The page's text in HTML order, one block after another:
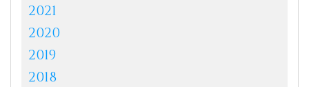
2021
2020
2019
2018